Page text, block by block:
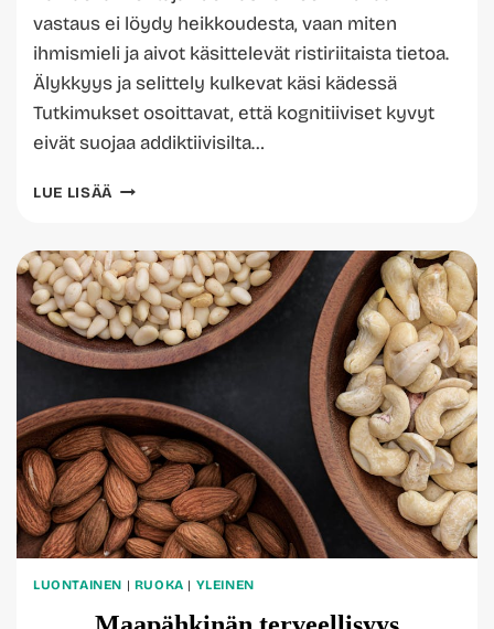
vastaus ei löydy heikkoudesta, vaan miten
ihmismieli ja aivot käsittelevät ristiriitaista tietoa.
Älykkyys ja selittely kulkevat käsi kädessä
Tutkimukset osoittavat, että kognitiiviset kyvyt
eivät suojaa addiktiivisilta…
LUE LISÄÄ RATIONALISOINTI
MOOTTORI
LUONTAINEN | RUOKA | YLEINEN